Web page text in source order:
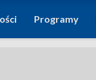
Programy